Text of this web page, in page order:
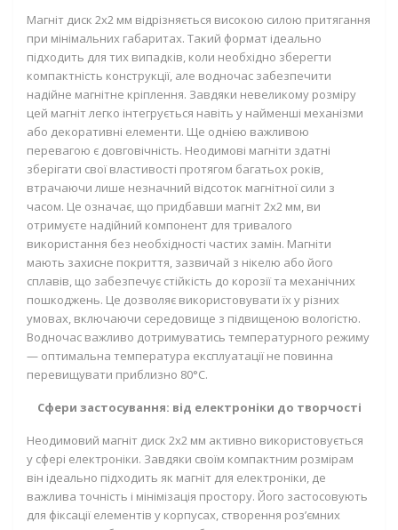
Магніт диск 2х2 мм відрізняється високою силою притягання
при мінімальних габаритах. Такий формат ідеально
підходить для тих випадків, коли необхідно зберегти
компактність конструкції, але водночас забезпечити
надійне магнітне кріплення. Завдяки невеликому розміру
цей магніт легко інтегрується навіть у найменші механізми
або декоративні елементи. Ще однією важливою
перевагою є довговічність. Неодимові магніти здатні
зберігати свої властивості протягом багатьох років,
втрачаючи лише незначний відсоток магнітної сили з
часом. Це означає, що придбавши магніт 2х2 мм, ви
отримуєте надійний компонент для тривалого
використання без необхідності частих замін. Магніти
мають захисне покриття, зазвичай з нікелю або його
сплавів, що забезпечує стійкість до корозії та механічних
пошкоджень. Це дозволяє використовувати їх у різних
умовах, включаючи середовище з підвищеною вологістю.
Водночас важливо дотримуватись температурного режиму
— оптимальна температура експлуатації не повинна
перевищувати приблизно 80°C.
Сфери застосування: від електроніки до творчості
Неодимовий магніт диск 2х2 мм активно використовується
у сфері електроніки. Завдяки своїм компактним розмірам
він ідеально підходить як магніт для електроніки, де
важлива точність і мінімізація простору. Його застосовують
для фіксації елементів у корпусах, створення роз’ємних